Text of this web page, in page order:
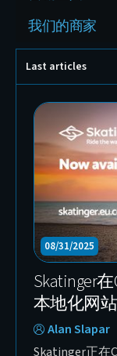
我们的商家
Last articles
10/23/2025
全球专业电
Sebastian
BuckTool 是